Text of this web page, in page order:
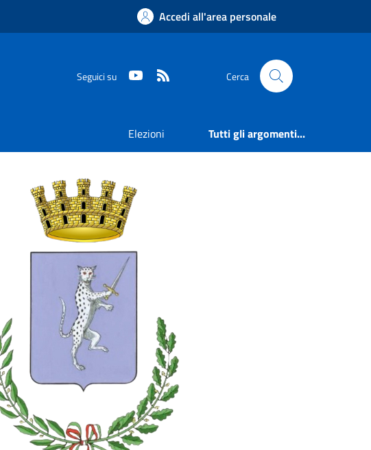
Accedi all'area personale
Seguici su Youtube Cerca
Elezioni Tutti gli argomenti...